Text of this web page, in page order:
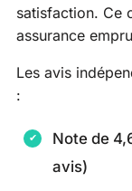
satisfaction. Ce
assurance
Les avis
:
Note de
avis)